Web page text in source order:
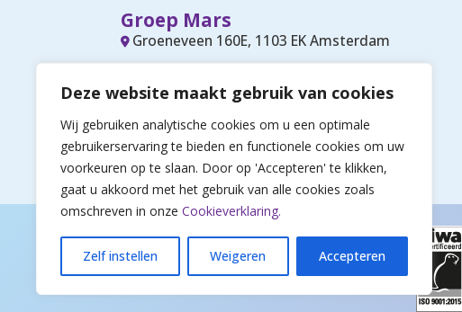
Deze website maakt gebruik van cookies
Wij gebruiken analytische cookies om u een optimale
gebruikerservaring te bieden en functionele cookies om uw
voorkeuren op te slaan. Door op 'Accepteren' te klikken,
gaat u akkoord met het gebruik van alle cookies zoals
omschreven in onze Cookieverklaring.
Zelf instellen Weigeren Accepteren
Groep Mars
Groeneveen 160E, 1103 EK Amsterdam
Hoofdkantoor Stichting Nova
Kind-Jeugdcentrum
Groeneveen 6, 1103 EA Amsterdam
© Nova Kind-Jeugdcentrum 2026